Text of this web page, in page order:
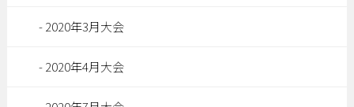
2020年3月大会
2020年4月大会